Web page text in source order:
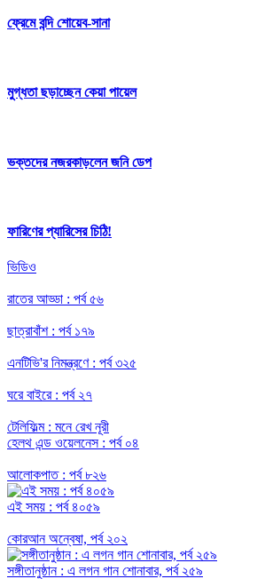
ফ্রেমে বন্দি শোয়েব-সানা
মুগ্ধতা ছড়াচ্ছেন কেয়া পায়েল
ভক্তদের নজরকাড়লেন জনি ডেপ
ফারিণের প্যারিসের চিঠি!
ভিডিও
রাতের আড্ডা : পর্ব ৫৬
ছাত্রাবাঁশ : পর্ব ১৭৯
এনটিভি'র নিমন্ত্রণে : পর্ব ৩২৫
ঘরে বাইরে : পর্ব ২৭
টেলিফিল্ম : মনে রেখ নূরী
হেলথ এন্ড ওয়েলনেস : পর্ব ০৪
আলোকপাত : পর্ব ৮২৬
এই সময় : পর্ব ৪০৫৯
কোরআন অন্বেষা, পর্ব ২০২
সঙ্গীতানুষ্ঠান : এ লগন গান শোনাবার, পর্ব ২৫৯